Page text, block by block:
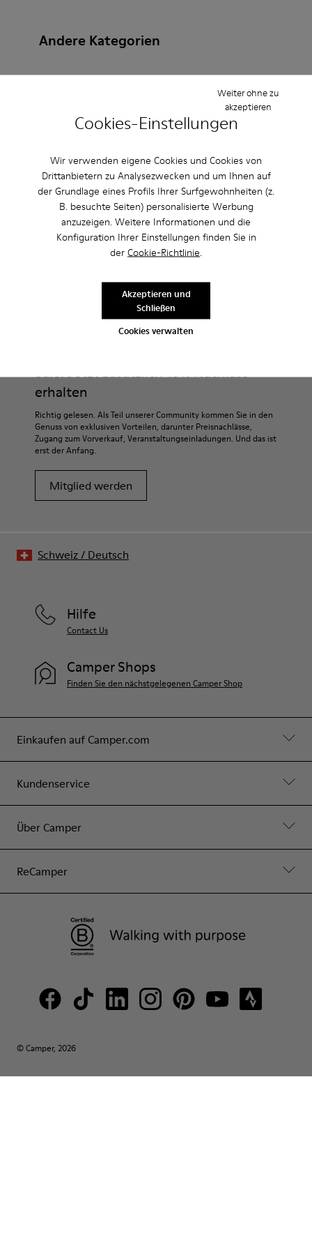
Cookies-Einstellungen
Wir verwenden eigene Cookies und Cookies von
Drittanbietern zu Analysezwecken und um Ihnen auf
der Grundlage eines Profils Ihrer Surfgewohnheiten (z.
B. besuchte Seiten) personalisierte Werbung
anzuzeigen. Weitere Informationen und die
Konfiguration Ihrer Einstellungen finden Sie in
der Cookie-Richtlinie.
Cookies verwalten
Weiter ohne zu
akzeptieren
Akzeptieren und
Schließen
Andere Kategorien
Ballerinas
Clogs
Stiefel
Lässige Schuhe Sneaker
Slipper
Elegante Schuhe
Plateau/Keilabsatz Absätze
HERREN ACCESSOIRES ACCESSOIRES BEIGE FÜR HERREN
Sale: Jetzt zusätzlich 10% Nachlass
erhalten
Richtig gelesen. Als Teil unserer Community kommen Sie in den
Genuss von exklusiven Vorteilen, darunter Preisnachlässe,
Zugang zum Vorverkauf, Veranstaltungseinladungen. Und das ist
erst der Anfang.
Mitglied werden
Einkaufen auf Camper.com
Kundenservice
Über Camper
ReCamper
Hilfe
Contact Us
Camper Shops
Finden Sie den nächstgelegenen Camper Shop
© Camper, 2026
Schweiz/ Deutsch